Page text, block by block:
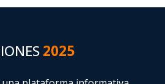
2025